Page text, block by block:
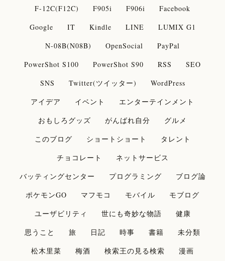
F-12C(F12C)
F905i F906i
Facebook
Google
IT Kindle LINE
LUMIX G1
N-08B(N08B)
OpenSocial
PayPal
PowerShot S100
PowerShot S90 RSS
SEO
SNS
Twitter(ツイッター)
WordPress
アイデア
イベント
エンターテインメント
おもしろグッズ
がんばれ自分
グルメ
このブログ
ショートショート
タレント
チョコレート
ネットサービス
バッティングセンター
プログラミング
ブログ論
ポケモンGO
マフモコ モバイル
モブログ
ユーザビリティ
世にも奇妙な物語
健康
思うこと
旅 日記 時事 書籍
未分類
松木里菜
梅酒 検索王の見る検索 漫画